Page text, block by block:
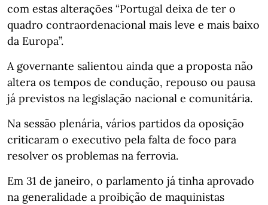
com estas alterações “Portugal deixa de ter o
quadro contraordenacional mais leve e mais baixo
da Europa”.
A governante salientou ainda que a proposta não
altera os tempos de condução, repouso ou pausa
já previstos na legislação nacional e comunitária.
Na sessão plenária, vários partidos da oposição
criticaram o executivo pela falta de foco para
resolver os problemas na ferrovia.
Em 31 de janeiro, o parlamento já tinha aprovado
na generalidade a proibição de maquinistas